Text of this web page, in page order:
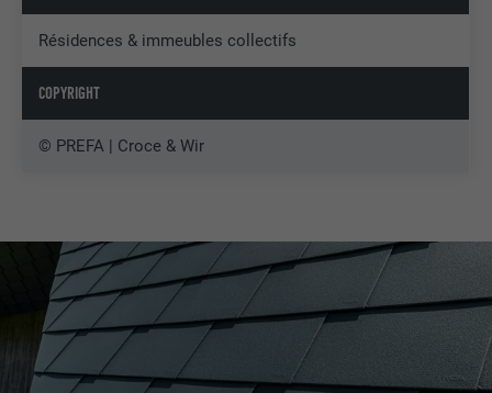
Résidences & immeubles collectifs
COPYRIGHT
© PREFA | Croce & Wir